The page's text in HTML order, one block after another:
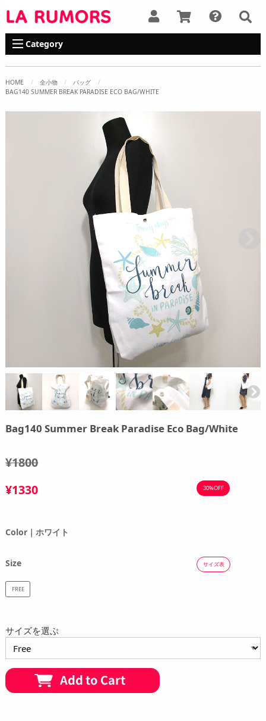
Category
HOME 全小物
バッグ
BAG140 SUMMER BREAK PARADISE ECO BAG/WHITE
Bag140 Summer Break Paradise Eco Bag/White
¥1800
¥1330
30%OFF
Color｜ホワイト
Size サイズ表
FREE
サイズを選ぶ